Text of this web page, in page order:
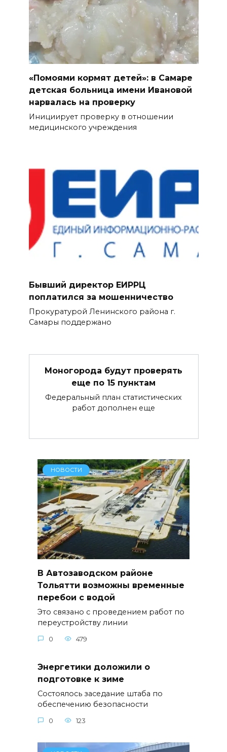
«Помоями кормят детей»: в Самаре
детская больница имени Ивановой
нарвалась на проверку
Инициирует проверку в отношении
медицинского учреждения
Бывший директор ЕИРРЦ
поплатился за мошенничество
Прокуратурой Ленинского района г.
Самары поддержано
Моногорода будут проверять
еще по 15 пунктам
Федеральный план статистических
работ дополнен еще
НОВОСТИ
В Автозаводском районе
Тольятти возможны временные
перебои с водой
Это связано с проведением работ по
переустройству линии
0 479
Энергетики доложили о
подготовке к зиме
Состоялось заседание штаба по
обеспечению безопасности
0 123